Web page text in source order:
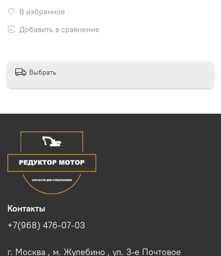
В избранное
Добавить в сравнение
Выбрать
Контакты
+7(968) 476-07-03
г. Москва , м. Жулебино , ул. 3-е Почтовое